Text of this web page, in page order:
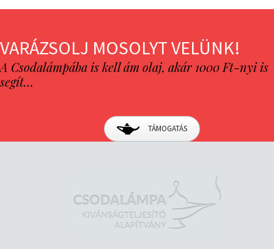
VARÁZSOLJ MOSOLYT VELÜNK!
A Csodalámpába is kell ám olaj, akár 1000 Ft-nyi is
segít…
TÁMOGATÁS